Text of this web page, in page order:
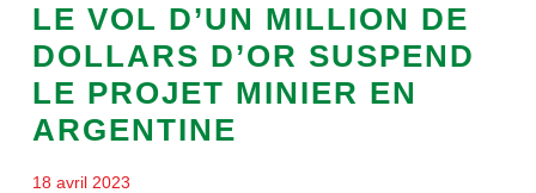
LE VOL D’UN MILLION DE
DOLLARS D’OR SUSPEND
LE PROJET MINIER EN
ARGENTINE
18 avril 2023